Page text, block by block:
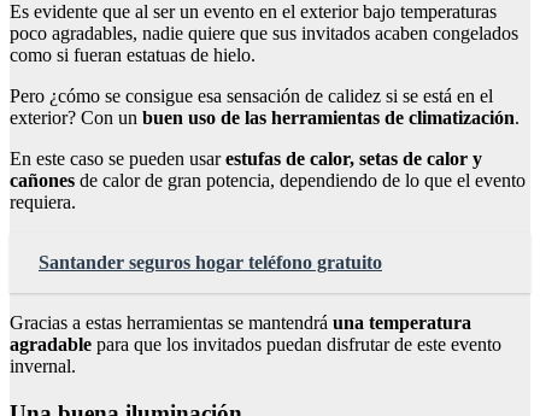
Es evidente que al ser un evento en el exterior bajo temperaturas
poco agradables, nadie quiere que sus invitados acaben congelados
como si fueran estatuas de hielo.
Pero ¿cómo se consigue esa sensación de calidez si se está en el
exterior? Con un buen uso de las herramientas de climatización.
En este caso se pueden usarestufas de calor, setas de calor y
cañones de calor de gran potencia, dependiendo de lo que el evento
requiera.
Santander seguros hogar teléfono gratuito
Gracias a estas herramientas se mantendrá una temperatura
agradable para que los invitados puedan disfrutar de este evento
invernal.